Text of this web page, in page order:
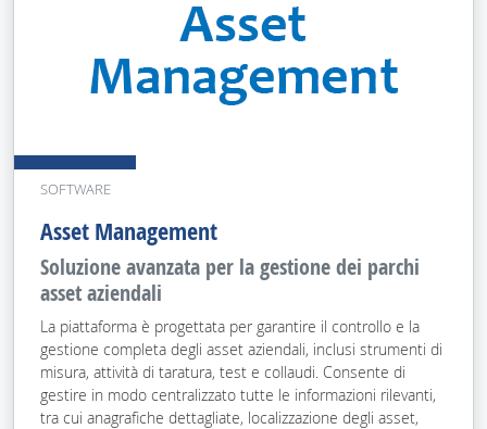
SOFTWARE
Asset Management
Soluzione avanzata per la gestione dei parchi
asset aziendali
La piattaforma è progettata per garantire il controllo e la
gestione completa degli asset aziendali, inclusi strumenti di
misura, attività di taratura, test e collaudi. Consente di
gestire in modo centralizzato tutte le informazioni rilevanti,
tra cui anagrafiche dettagliate, localizzazione degli asset,